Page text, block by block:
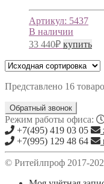
Артикул: 5437
В наличии
33 440₽ купить
Представлено 16
Обратный звонок
Режим работы офиса:
+7(495) 419 03 05
+7(995) 129 48 64
© Ритейлпроф 2017-